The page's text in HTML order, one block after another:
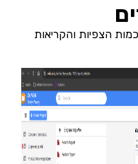
הצפיות והקריאות